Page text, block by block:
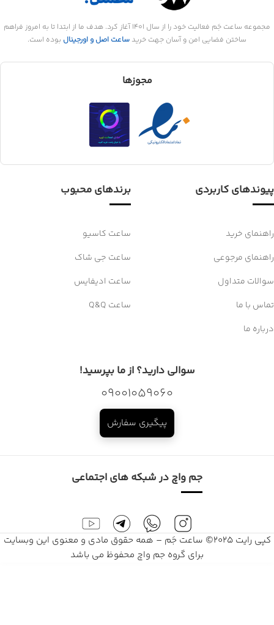
مجموعه ساعت جَم فعالیت خود را از سال 1401 آغاز کرد. هدف ما از ابتدا تا به امروز فراهم
ساختن فضایی امن و آسان جهت خرید ساعت اصل و اورجینال بوده است.
مجوزها
پیوندهای کاربردی
راهنمای خرید
راهنمای مرجوعی
سوالات متداول
تماس با ما
درباره ما
برندهای محبوب
ساعت کاسیو
ساعت جی شاک
ساعت ادیفایس
ساعت Q&Q
سوالی دارید؟ از ما بپرسید!
09001059060
پیگیری سفارش
جم واچ در شبکه های اجتماعی
کپی رایت 2025© ساعت جَم – همه حقوق مادی و معنوی این وبسایت
برای گروه جم واچ محفوظ می باشد